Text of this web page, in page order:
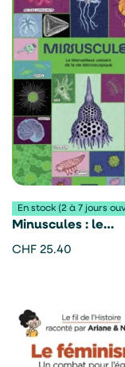
En stock (2 à 7 jours
Minuscules : le
merveilleux
CHF 25.40